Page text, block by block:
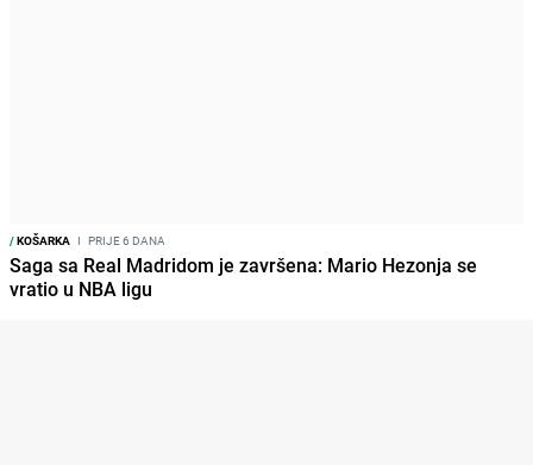
/KOŠARKA I PRIJE 6 DANA
Saga sa Real Madridom je završena: Mario Hezonja se
vratio u NBA ligu